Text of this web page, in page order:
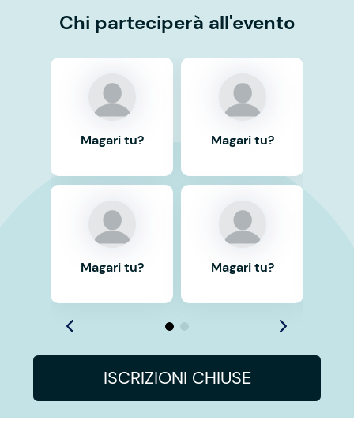
Chi parteciperà all'evento
Magari tu?
Magari tu?
Magari tu?
Magari tu?
ISCRIZIONI CHIUSE